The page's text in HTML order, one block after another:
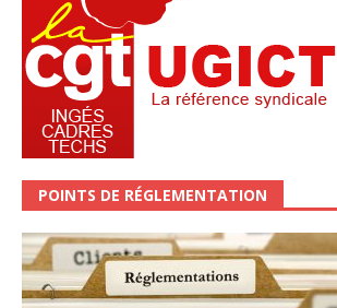
POINTS DE RÉGLEMENTATION